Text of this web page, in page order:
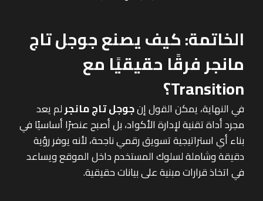
الخاتمة: كيف يصنع جوجل تاج
مانجر فرقًا حقيقيًا مع
Transition؟
في النهاية، يمكن القول إنجوجل تاج مانجرلم يعد
مجرد أداة تقنية لإدارة الأكواد، بل أصبح عنصرًا أساسيًا في
بناء أي استراتيجية تسويق رقمي ناجحة، لأنه يوفر رؤية
دقيقة وشاملة لسلوك المستخدم داخل الموقع ويساعد
في اتخاذ قرارات مبنية على بيانات حقيقية.